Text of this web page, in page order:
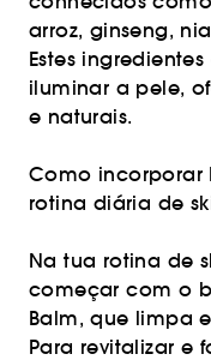
arroz, ginseng,
Estes
iluminar a pele,
e naturais.
Como incorporar
rotina diária de
Na tua rotina de
começar com o
Balm, que limpa
Para revitalizar e